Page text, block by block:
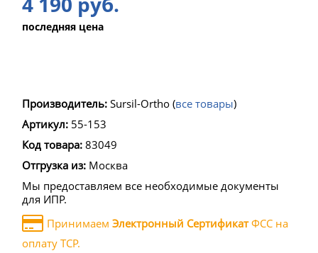
последняя цена
Производитель: Sursil-Ortho (все товары)
Артикул: 55-153
Код товара: 83049
Отгрузка из: Москва
Мы предоставляем все необходимые документы
для ИПР.
Принимаем Электронный СертификатФСС на
оплату ТСР.